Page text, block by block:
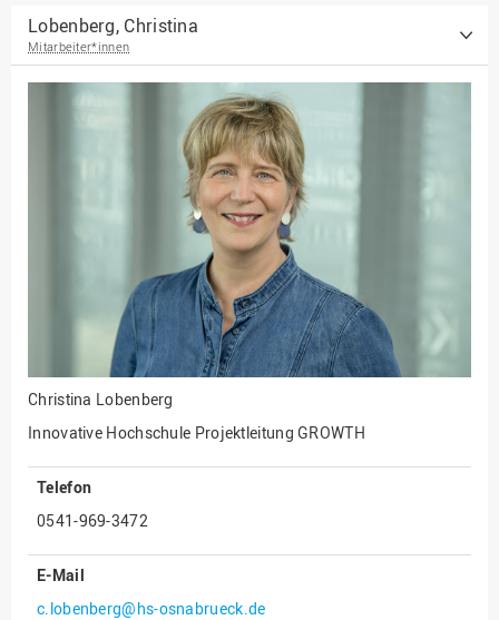
EU-Büro
Fakultät
Agrarwissenschaften und
Landschaftsarchitektur
Fakultät
Ingenieurwissenschaften
Fakultät Management,
Fakultät Wirtschafts- und
Sozialwissenschaften
Forschung, Kooperation,
Drittmittel
Gebäude und Technik
Gesellschaftliches
Engagement
Gleichstellungsbüro
Hochschulleitung
Lobenberg, Christina
Mitarbeiter*innen
Christina Lobenberg
Innovative Hochschule Projektleitung GROWTH
Telefon
0541-969-3472
E-Mail
c.lobenberg@hs-osnabrueck.de